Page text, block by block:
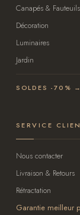
Canapés & Fauteuils
Décoration
Luminaires
Jardin
SOLDES -70% →
SERVICE
Nous contacter
Livraison & Retours
Rétractation
Garantie meilleur